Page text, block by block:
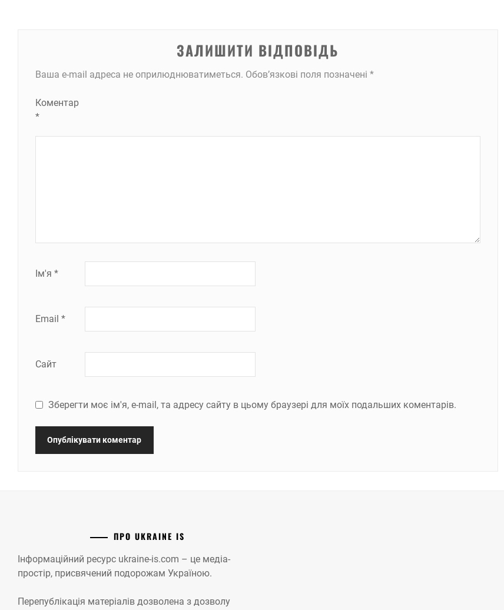
ЗАЛИШИТИ ВІДПОВІДЬ
Ваша e-mail адреса не оприлюднюватиметься. Обов’язкові поля позначені *
Коментар
*
Ім'я *
Email *
Сайт
Зберегти моє ім'я, e-mail, та адресу сайту в цьому браузері для моїх подальших коментарів.
ПРО UKRAINE IS
Інформаційний ресурс ukraine-is.com – це медіа-
простір, присвячений подорожам Україною.
Перепублікація матеріалів дозволена з дозволу